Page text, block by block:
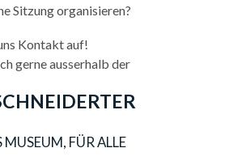
Sitzung organisieren?
Kontakt auf!
gerne ausserhalb der
FÜR ALLE